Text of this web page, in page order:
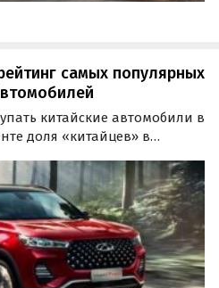
самых популярных
китайские автомобили в
доля «китайцев» в
сообщили в пресс-службе